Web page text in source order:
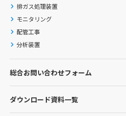
排ガス処理装置
モニタリング
配管工事
分析装置
総合お問い合わせフォーム
ダウンロード資料一覧